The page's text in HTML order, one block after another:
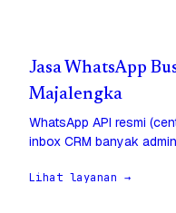
Jasa WhatsApp
Majalengka
WhatsApp API resmi
inbox CRM banyak
Lihat layanan →